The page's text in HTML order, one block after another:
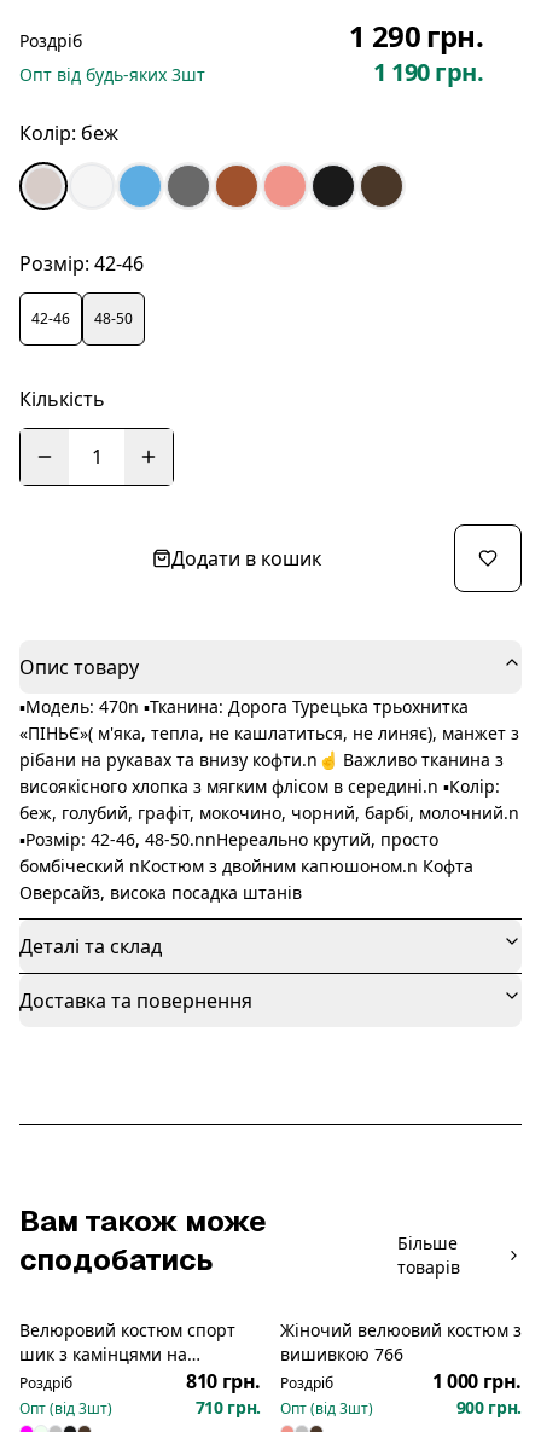
Роздріб 1 290 грн.
Опт від будь-яких 3шт 1 190 грн.
Колір: беж
Розмір: 42-46
42-46 48-50
Кількість
1
Додати в кошик
Опис товару
▪️Модель: 470n ▪️Тканина: Дорога Турецька трьохнитка
«ПІНЬЄ»( м'яка, тепла, не кашлатиться, не линяє), манжет з
рібани на рукавах та внизу кофти.n☝ Важливо тканина з
висоякісного хлопка з мягким флісом в середині.n ▪️Колір:
беж, голубий, графіт, мокочино, чорний, барбі, молочний.n
▪️Розмір: 42-46, 48-50.nnНереально крутий, просто
бомбіческий nКостюм з двойним капюшоном.n Кофта
Оверсайз, висока посадка штанів
Деталі та склад
Доставка та повернення
Вам також може
сподобатись
Більше
товарів
Велюровий костюм спорт
шик з камінцями на
сідницях штани на
фіксаторах 292
Роздріб 810 грн.
Опт (від3шт) 710 грн.
Жіночий велюовий костюм з
вишивкою 766
Роздріб 1 000 грн.
Опт (від3шт) 900 грн.